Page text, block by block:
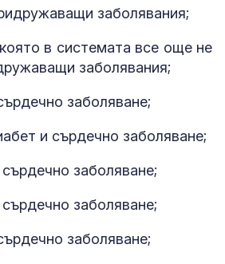
заболявания;
в системата все още не
заболявания;
заболяване;
и сърдечно заболяване;
заболяване;
заболяване;
заболяване;